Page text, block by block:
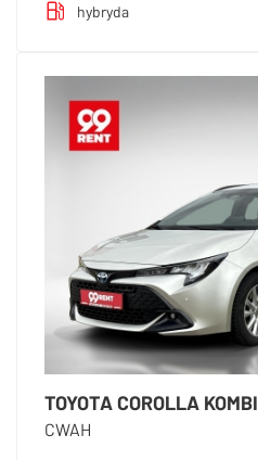
hybryda
TOYOTA COROLLA KOMBI
CWAH